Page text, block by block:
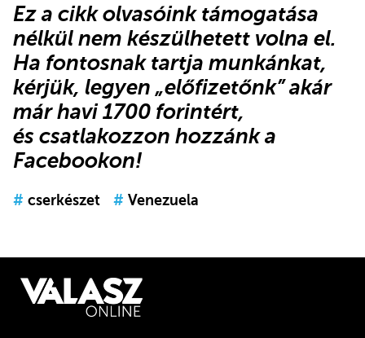
Ez a cikk olvasóink támogatása
nélkül nem készülhetett volna el.
Ha fontosnak tartja munkánkat,
kérjük, legyen „előfizetőnk”akár
már havi 1700 forintért,
és csatlakozzon hozzánk a
Facebookon!
# cserkészet # Venezuela